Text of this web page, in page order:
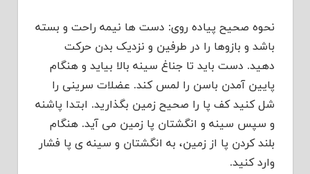
نحوه صحیح پیاده روی: دست ها نیمه راحت و بسته
باشد و بازوها را در طرفین و نزدیک بدن حرکت
دهید. دست باید تا جناغ سینه بالا بیاید و هنگام
پایین آمدن باسن را لمس کند. عضلات سرینی را
شل کنید کف پا را صحیح زمین بگذارید. ابتدا پاشنه
و سپس سینه و انگشتان پا زمین می آید. هنگام
بلند کردن پا از زمین، به انگشتان و سینه ی پا فشار
وارد کنید.